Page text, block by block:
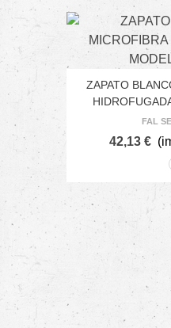
ZAPATO
FAL
42,13 €